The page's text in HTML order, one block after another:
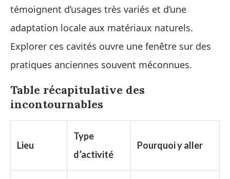
témoignent d’usages très variés et d’une
adaptation locale aux matériaux naturels.
Explorer ces cavités ouvre une fenêtre sur des
pratiques anciennes souvent méconnues.
Table récapitulative des
incontournables
Lieu
Type
d’activité
Pourquoi y aller